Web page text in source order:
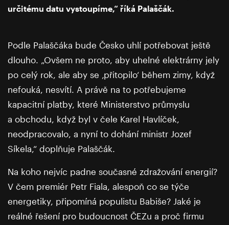
určitému datu vystoupíme,“ říká Palaščák.
Podle Palaščáka bude Česko uhlí potřebovat ještě
dlouho. „Ovšem ne proto, aby uhelné elektrárny jely
po celý rok, ale aby se ‚přitopilo‘ během zimy, když
nefouká, nesvítí. A právě na to potřebujeme
kapacitní platby, které Ministerstvo průmyslu
a obchodu, když byl v čele Karel Havlíček,
neodpracovalo, a nyní to dohání ministr Jozef
Síkela,“ doplňuje Palaščák.
Na koho nejvíc padne současné zdražování energií?
V čem premiér Petr Fiala, alespoň co se týče
energetiky, připomíná populistu Babiše? Jaké je
reálné řešení pro budoucnost ČEZu a proč firmu